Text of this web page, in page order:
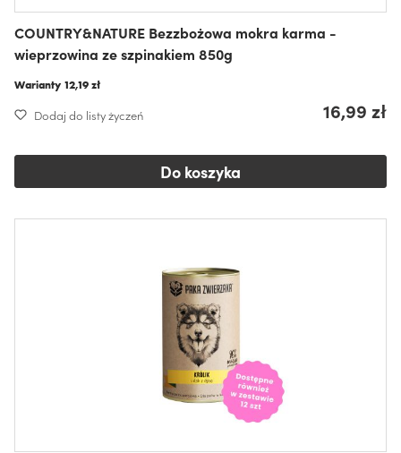
COUNTRY&NATURE Bezzbożowa mokra karma -
wieprzowina ze szpinakiem 850g
Warianty 12,19 zł
Dodaj do listy życzeń 16,99 zł
Do koszyka